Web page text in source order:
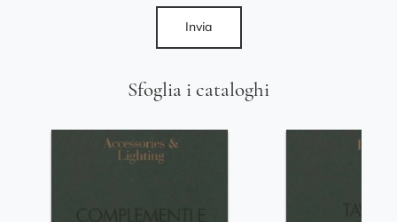
Sfoglia i cataloghi
Invia